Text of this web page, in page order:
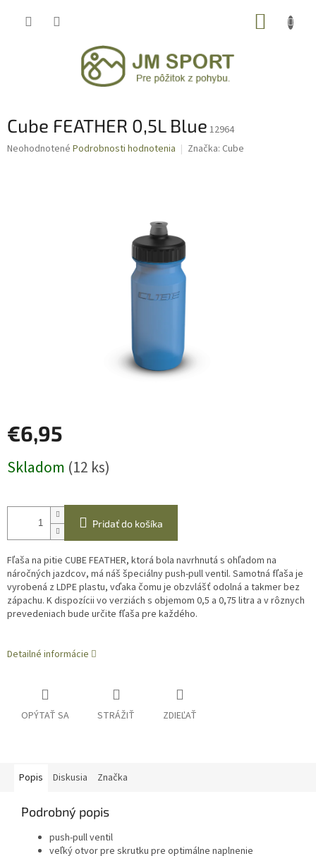
Cube FEATHER 0,5L Blue 12964
Priemerné
Neohodnotené Podrobnosti hodnotenia Značka: Cube
€6,95
cena:
Skladom (12 ks)
Pridať do košíka
Fľaša na pitie CUBE FEATHER, ktorá bola navrhnutá s ohľadom na
náročných jazdcov, má náš špeciálny push-pull ventil. Samotná fľaša je
vyrobená z LDPE plastu, vďaka čomu je obzvlášť odolná a takmer bez
zápachu. K dispozícii vo verziách s objemom 0,5 a 0,75 litra a v rôznych
prevedeniach bude určite fľaša pre každého.
Detailné informácie
OPÝTAŤ SA STRÁŽIŤ ZDIEĽAŤ
Popis Diskusia Značka
Podrobný popis
push-pull ventil
veľký otvor pre skrutku pre optimálne naplnenie